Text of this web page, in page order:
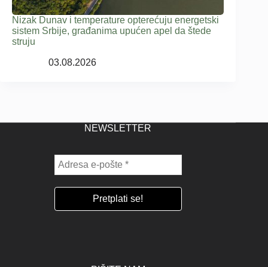
Nizak Dunav i temperature opterećuju energetski
sistem Srbije, građanima upućen apel da štede
struju
03.08.2026
NEWSLETTER